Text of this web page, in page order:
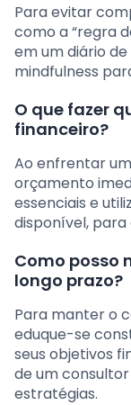
Para evitar
como a “regra
em um diário
mindfulness
O que fazer
financeiro?
Ao enfrentar
orçamento
essenciais e
disponível,
Como posso
longo prazo?
Para manter o
eduque-se
seus objetivos
de um
estratégias.